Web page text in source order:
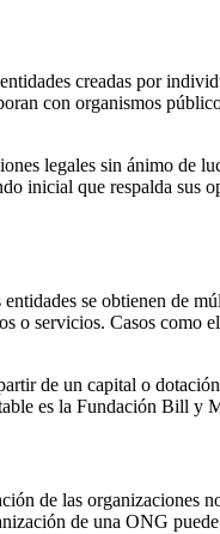
creadas por
con organismos
legales sin ánimo de
inicial que respalda sus
entidades se obtienen de
o servicios. Casos como
de un capital o
es la Fundación Bill y
de las organizaciones
de una ONG